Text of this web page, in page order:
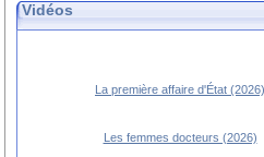
Vidéos
La première affaire d'État (2026)
Les femmes docteurs (2026)